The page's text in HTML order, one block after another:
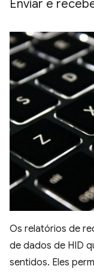
Enviar e
Os relatórios de
de dados de HID
sentidos. Eles